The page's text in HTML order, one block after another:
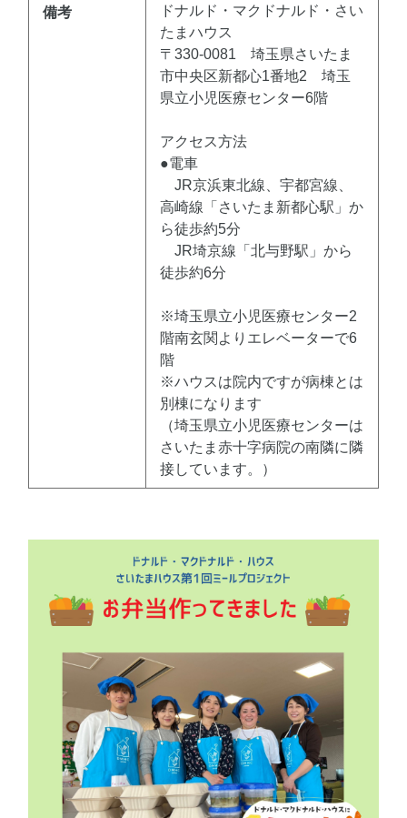
備考
ドナルド・マクドナルド・さい
たまハウス
〒330-0081 埼玉県さいたま
市中央区新都心1番地2 埼玉
県立小児医療センター6階
アクセス方法
●電車
JR京浜東北線、宇都宮線、
高崎線「さいたま新都心駅」か
ら徒歩約5分
JR埼京線「北与野駅」から
徒歩約6分
※埼玉県立小児医療センター2
階南玄関よりエレベーターで6
階
※ハウスは院内ですが病棟とは
別棟になります
（埼玉県立小児医療センターは
さいたま赤十字病院の南隣に隣
接しています。）